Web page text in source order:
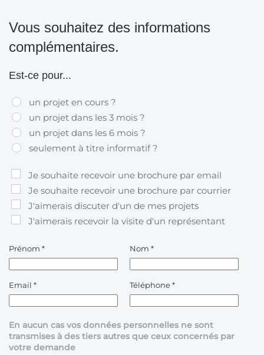
Vous souhaitez des informations
complémentaires.
Est-ce pour...
un projet en cours ?
un projet dans les 3 mois ?
un projet dans les 6 mois ?
seulement à titre informatif ?
Je souhaite recevoir une brochure par email
Je souhaite recevoir une brochure par courrier
J'aimerais discuter d'un de mes projets
J'aimerais recevoir la visite d'un représentant
Prénom * Nom *
Email * Téléphone*
En aucun cas vos données personnelles ne sont
transmises à des tiers autres que ceux concernés par
votre demande